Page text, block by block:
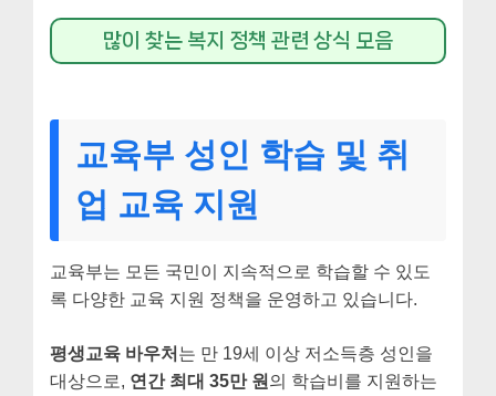
많이 찾는 복지 정책 관련 상식 모음
교육부 성인 학습 및 취
업 교육 지원
교육부는 모든 국민이 지속적으로 학습할 수 있도
록 다양한 교육 지원 정책을 운영하고 있습니다.
평생교육 바우처 는 만 19세 이상 저소득층 성인을
대상으로, 연간 최대 35만 원 의 학습비를 지원하는